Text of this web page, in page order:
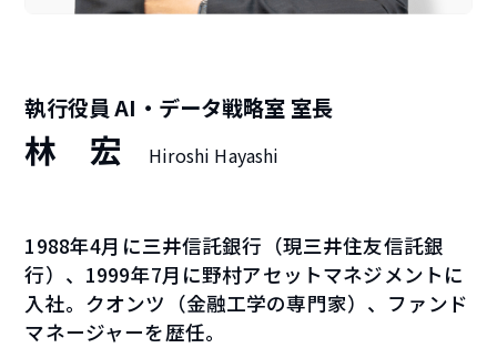
執行役員 AI・データ戦略室 室長
林 宏 Hiroshi Hayashi
1988年4月に三井信託銀行（現三井住友信託銀
行）、1999年7月に野村アセットマネジメントに
入社。クオンツ（金融工学の専門家）、ファンド
マネージャーを歴任。